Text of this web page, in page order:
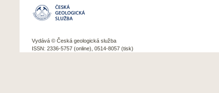
Vydává © Česká geologická služba
ISSN: 2336-5757 (online), 0514-8057 (tisk)